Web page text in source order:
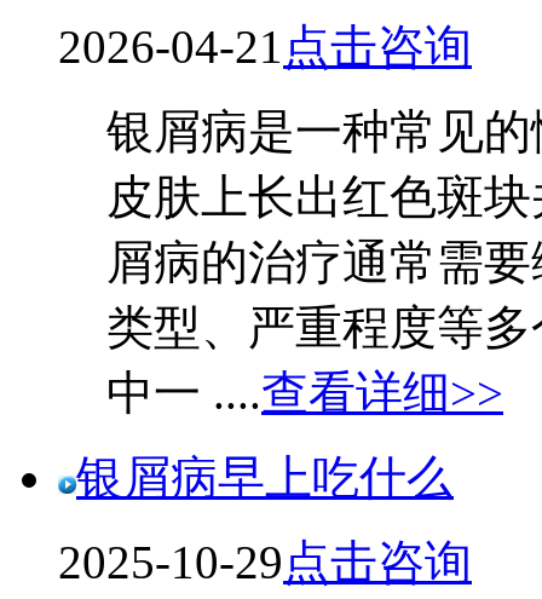
2026-04-21 点击咨询
银屑病是一种常见
皮肤上长出红色斑
屑病的治疗通常需
类型、严重程度等
中一 ....查看详细>>
银屑病早上吃什么
2025-10-29点击咨询